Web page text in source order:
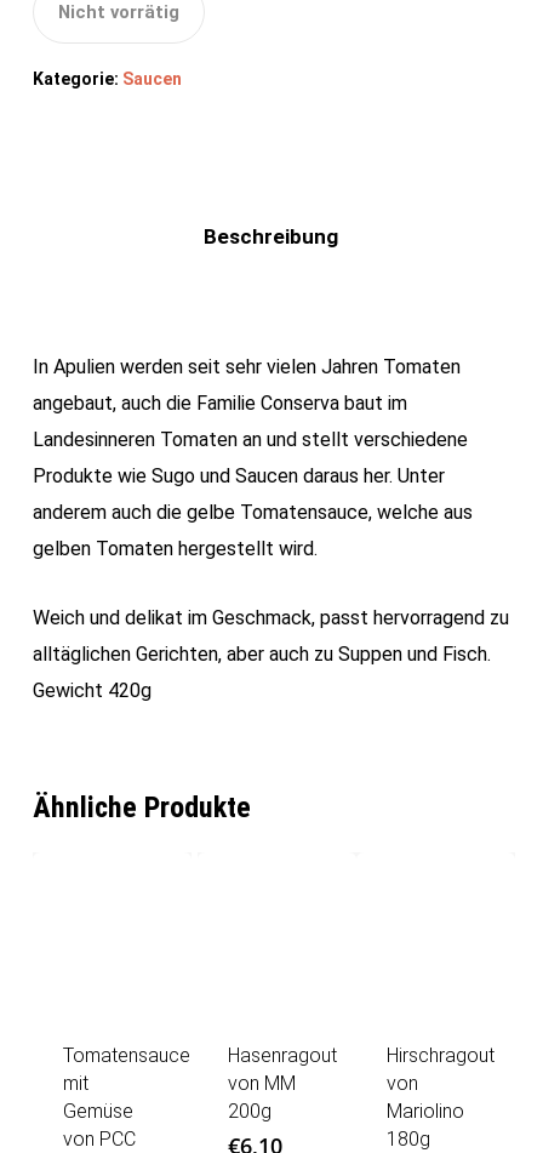
Nicht vorrätig
Kategorie: Saucen
Beschreibung
In Apulien werden seit sehr vielen Jahren Tomaten
angebaut, auch die Familie Conserva baut im
Landesinneren Tomaten an und stellt verschiedene
Produkte wie Sugo und Saucen daraus her. Unter
anderem auch die gelbe Tomatensauce, welche aus
gelben Tomaten hergestellt wird.
Weich und delikat im Geschmack, passt hervorragend zu
alltäglichen Gerichten, aber auch zu Suppen und Fisch.
Gewicht 420g
Ähnliche Produkte
Tomatensauce
mit
Gemüse
von PCC
Hasenragout
von MM
200g
€6,10
Hirschragout
von
Mariolino
180g